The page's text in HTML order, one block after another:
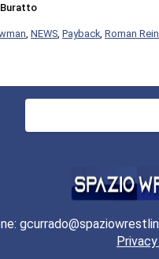
, NEWS, Payback, Roman
Ricerca